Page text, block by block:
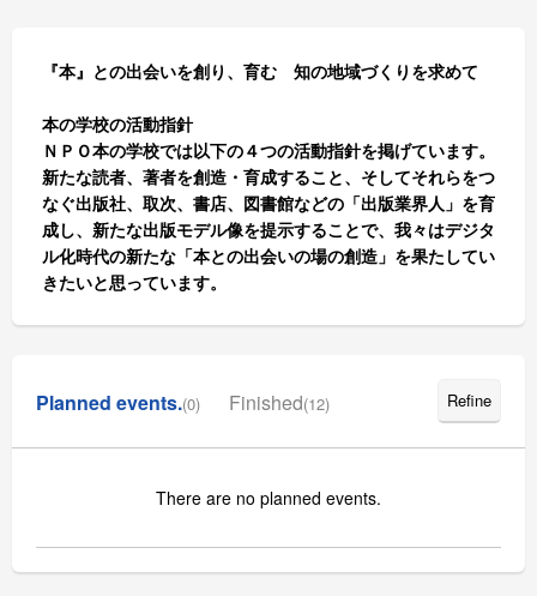
『本』との出会いを創り、育む 知の地域づくりを求めて
本の学校の活動指針
ＮＰＯ本の学校では以下の４つの活動指針を掲げています。
新たな読者、著者を創造・育成すること、そしてそれらをつ
なぐ出版社、取次、書店、図書館などの「出版業界人」を育
成し、新たな出版モデル像を提示することで、我々はデジタ
ル化時代の新たな「本との出会いの場の創造」を果たしてい
きたいと思っています。
Planned events.(0) Finished(12) Refine
There are no planned events.